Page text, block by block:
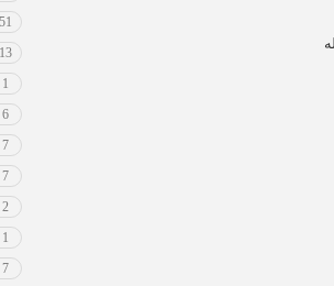
51
13
1
6
7
7
2
1
7